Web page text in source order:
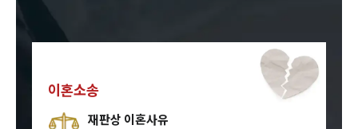
이혼소송
재판상 이혼사유